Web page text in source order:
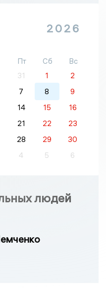
2026
Пт Сб
Вс
31 1
2
7 8
9
14 15
16
21 22
23
28 29
30
4 5 6
людей